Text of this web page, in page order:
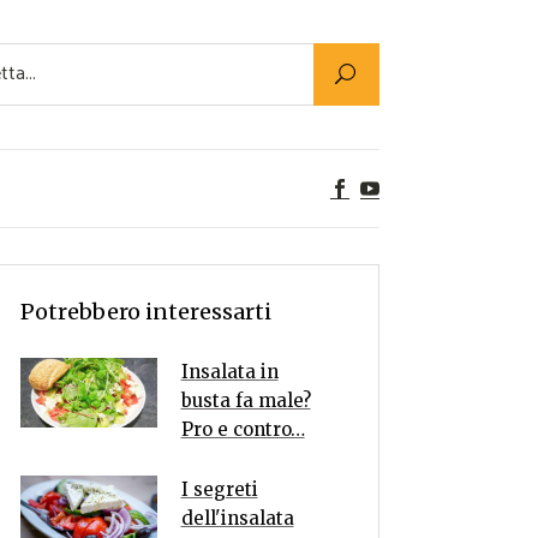
Utility
Alimenti
Rumors
Potrebbero interessarti
Insalata in
busta fa male?
Pro e contro…
I segreti
dell'insalata